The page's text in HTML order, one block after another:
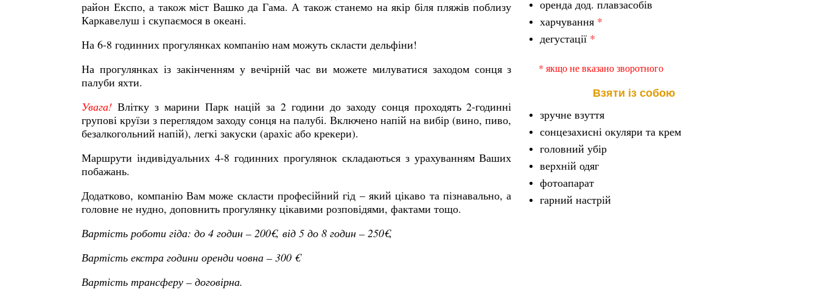
район Експо, а також міст Вашко да Гама. А також станемо на якір біля пляжів поблизу
Каркавелуш і скупаємося в океані.
На 6-8 годинних прогулянках компанію нам можуть скласти дельфіни!
На прогулянках із закінченням у вечірній час ви можете милуватися заходом сонця з
палуби яхти.
Увага! Влітку з марини Парк націй за 2 години до заходу сонця проходять 2-годинні
групові круїзи з переглядом заходу сонця на палубі. Включено напій на вибір (вино, пиво,
безалкогольний напій), легкі закуски (арахіс або крекери).
Маршрути індивідуальних 4-8 годинних прогулянок складаються з урахуванням Ваших
побажань.
Додатково, компанію Вам може скласти професійний гід – який цікаво та пізнавально, а
головне не нудно, доповнить прогулянку цікавими розповідями, фактами тощо.
Вартість роботи гіда: до 4 годин – 200€, від 5 до 8 годин – 250€,
Вартість екстра години оренди човна – 300 €
Вартість трансферу – договірна.
оренда дод. плавзасобів
харчування *
дегустації *
* якщо не вказано зворотного
Взяти із собою
зручне взуття
сонцезахисні окуляри та крем
головний убір
верхній одяг
фотоапарат
гарний настрій